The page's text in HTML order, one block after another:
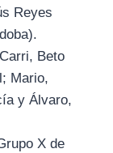
Reyes
Beto
Mario,
y Álvaro,
X de